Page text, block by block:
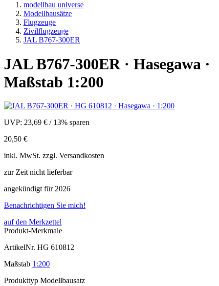
modellbau universe
Modellbausätze
Flugzeuge
Zivilflugzeuge
JAL B767-300ER
JAL B767-300ER · Hasegawa ·
Maßstab 1:200
UVP: 23,69 € / 13% sparen
20,50 €
inkl. MwSt. zzgl. Versandkosten
zur Zeit nicht lieferbar
angekündigt für 2026
Benachrichtigen Sie mich!
auf den Merkzettel
Produkt-Merkmale
ArtikelNr. HG 610812
Maßstab 1:200
Produkttyp Modellbausatz